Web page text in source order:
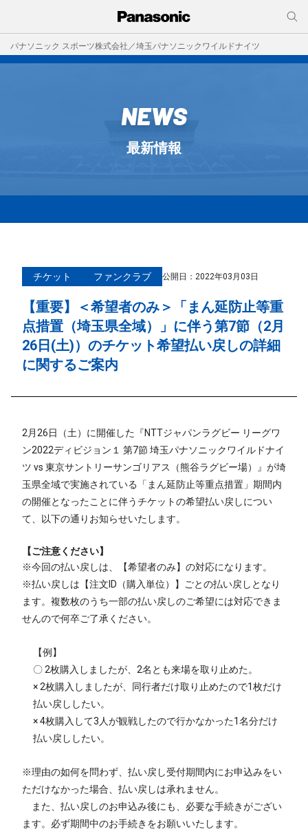
パナソニック スポーツ株式会社／埼玉パナソニックワイルドナイツ
NEWS
最新情報
チケット ファンクラブ 公開日： 2022年03月03日
【重要】＜希望者のみ＞「まん延防止等重
点措置（埼玉県全域）」に伴う第7節（2月
26日(土)）のチケット希望払い戻しの詳細
に関するご案内
2月26日（土）に開催した『NTTジャパンラグビー リーグワ
ン2022ディビジョン１ 第7節 埼玉パナソニックワイルドナイ
ツ vs 東京サントリーサンゴリアス（熊谷ラグビー場）』が埼
玉県全域で実施されている「まん延防止等重点措置」期間内
の開催となったことに伴うチケットの希望払い戻しについ
て、以下の通りお知らせいたします。
【ご注意ください】
※今回の払い戻しは、【希望者のみ】の対応になります。
※払い戻しは【注文ID（購入単位）】ごとの払い戻しとなり
ます。複数枚のうち一部の払い戻しのご希望には対応できま
せんので何卒ご了承ください。
【例】
〇 2枚購入しましたが、2名とも来場を取り止めた。
× 2枚購入しましたが、同行者だけ取り止めたので1枚だけ
払い戻ししたい。
× 4枚購入して3人が観戦したので行かなかった1名分だけ
払い戻ししたい。
※理由の如何を問わず、払い戻し受付期間内にお申込みをい
ただけなかった場合、払い戻しは承れません。
また、払い戻しのお申込み後にも、必要な手続きがござい
ます。必ず期間中のお手続きをお願いいたします。